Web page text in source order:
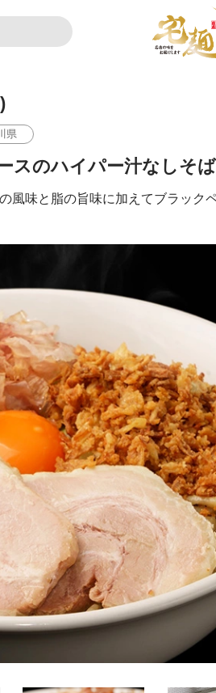
県
スのハイパー汁なしそば
風味と脂の旨味に加えてブラッ